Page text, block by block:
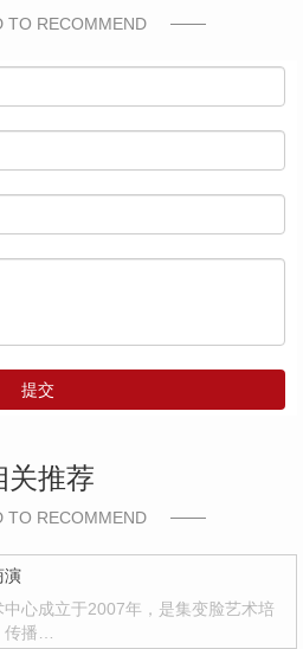
TO RECOMMEND
提交
关推荐
TO RECOMMEND
演
中心成立于2007年，是集变脸艺术培
播…